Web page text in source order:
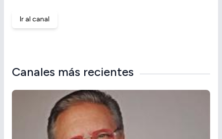
Ir al canal
Canales más recientes